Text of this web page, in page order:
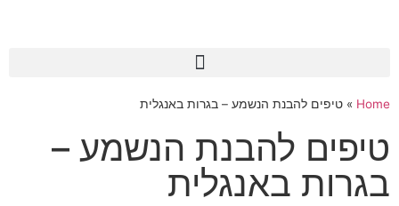
Home
» טיפים להבנת הנשמע – בגרות באנגלית
טיפים להבנת הנשמע –
בגרות באנגלית